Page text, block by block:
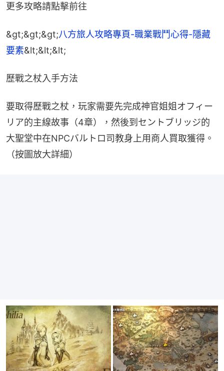
更多攻略請點擊前往
&gt;&gt;&gt;八方旅人攻略專頁-職業戰鬥心得-隱藏
要素&lt;&lt;&lt;
歷戰之杖入手方法
要取得歷戰之杖，玩家需要先完成神官姐姐オフィー
リア的主線故事（4章），然後到セントブリッジ的
大聖堂中在NPCバルトロ司教身上用商人買取獲得。
（按圖放大詳細）